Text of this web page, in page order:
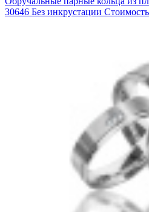
30646 Без инкрустации